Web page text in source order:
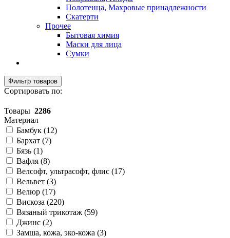
Полотенца, Махровые принадлежности
Скатерти
Прочее
Бытовая химия
Маски для лица
Сумки
Фильтр товаров
Сортировать по:
Товары 2286
Материал
Бамбук (12)
Бархат (7)
Бязь (1)
Вафля (8)
Велсофт, ультрасофт, флис (17)
Вельвет (3)
Велюр (17)
Вискоза (220)
Вязаный трикотаж (59)
Джинс (2)
Замша, кожа, эко-кожа (3)